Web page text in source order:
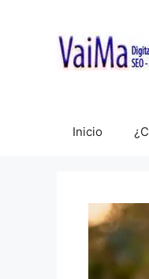
contenido
Inicio